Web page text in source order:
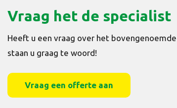
Vraag het de specialist
Heeft u een vraag over het
staan u graag te woord!
Vraag een offerte aan